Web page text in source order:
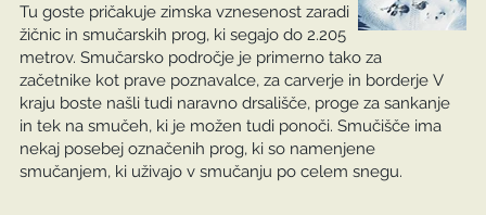
Tu goste pričakuje zimska vznesenost zaradi
žičnic in smučarskih prog, ki segajo do 2.205
metrov. Smučarsko področje je primerno tako za
začetnike kot prave poznavalce, za carverje in borderje V
kraju boste našli tudi naravno drsališče, proge za sankanje
in tek na smučeh, ki je možen tudi ponoči. Smučišče ima
nekaj posebej označenih prog, ki so namenjene
smučanjem, ki uživajo v smučanju po celem snegu.